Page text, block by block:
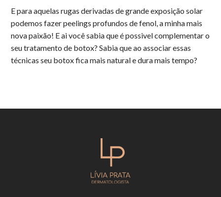
E para aquelas rugas derivadas de grande exposição solar
podemos fazer peelings profundos de fenol, a minha mais
nova paixão! E ai você sabia que é possivel complementar o
seu tratamento de botox? Sabia que ao associar essas
técnicas seu botox fica mais natural e dura mais tempo?